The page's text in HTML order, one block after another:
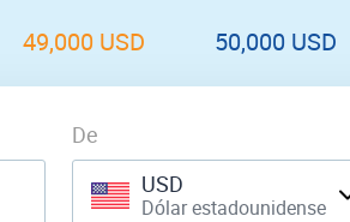
49,000 USD 50,000 USD
De
USD
Dólar estadounidense